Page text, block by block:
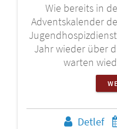
Wie bereits in
Adventskalender
Jahr wieder über
warten
Detlef